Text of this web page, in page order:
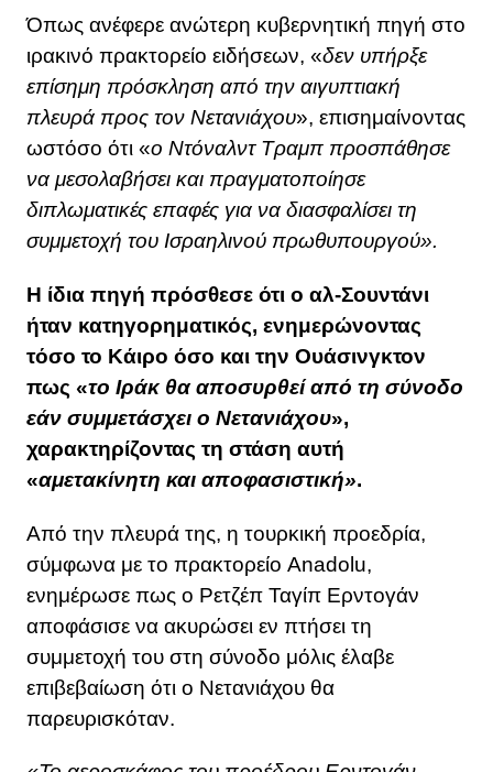
Όπως ανέφερε ανώτερη κυβερνητική πηγή στο
ιρακινό πρακτορείο ειδήσεων, «δεν υπήρξε
επίσημη πρόσκληση από την αιγυπτιακή
πλευρά προς τον Νετανιάχου», επισημαίνοντας
ωστόσο ότι «ο Ντόναλντ Τραμπ προσπάθησε
να μεσολαβήσει και πραγματοποίησε
διπλωματικές επαφές για να διασφαλίσει τη
συμμετοχή του Ισραηλινού πρωθυπουργού».
Η ίδια πηγή πρόσθεσε ότι ο αλ-Σουντάνι
ήταν κατηγορηματικός, ενημερώνοντας
τόσο το Κάιρο όσο και την Ουάσινγκτον
πως «το Ιράκ θα αποσυρθεί από τη σύνοδο
εάν συμμετάσχει ο Νετανιάχου»,
χαρακτηρίζοντας τη στάση αυτή
«αμετακίνητη και αποφασιστική».
Από την πλευρά της, η τουρκική προεδρία,
σύμφωνα με το πρακτορείο Anadolu,
ενημέρωσε πως ο Ρετζέπ Ταγίπ Ερντογάν
αποφάσισε να ακυρώσει εν πτήσει τη
συμμετοχή του στη σύνοδο μόλις έλαβε
επιβεβαίωση ότι ο Νετανιάχου θα
παρευρισκόταν.